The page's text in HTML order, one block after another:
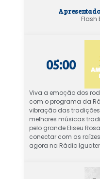
Flash
05:00
Viva a emoção dos
com o programa da
vibração das
melhores músicas
pelo grande Eliseu
conectar com as
agora na Rádio